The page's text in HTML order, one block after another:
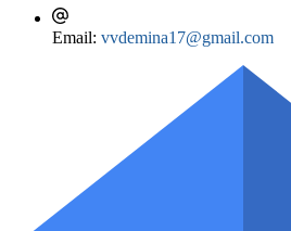
Configuration And
безпека хмарних середовищ
т Серія ML №
120 год. (4 кредита ЄКТС)
Sertificat of Completion for
Security Fundation 20 hours.
Issued on 04/09/2024/ Digital
https://www.credly.com/go/
Email: vvdemina17@gmail.com